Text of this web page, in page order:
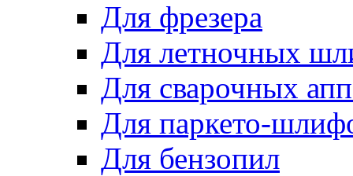
Для фрезера
Для летночных
Для сварочных
Для паркето-
Для бензопил